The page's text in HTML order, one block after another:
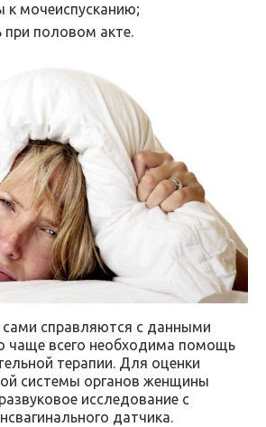
к мочеиспусканию;
при половом акте.
справляются с данными
чаще всего необходима помощь
терапии. Для оценки
системы органов женщины
исследование с
датчика.